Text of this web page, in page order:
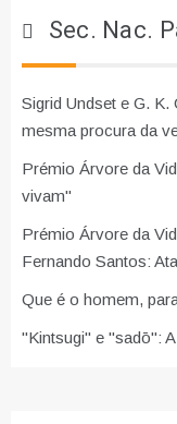
Sec. Nac.
Sigrid Undset e G.
mesma procura da
Prémio Árvore da
vivam"
Prémio Árvore da
Fernando Santos:
Que é o homem,
"Kintsugi" e "sadō":